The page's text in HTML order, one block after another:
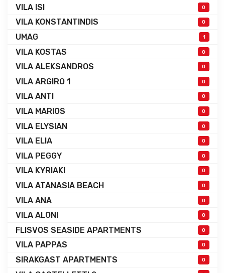
VILA ISI 0
VILA KONSTANTINDIS 0
UMAG 1
VILA KOSTAS 0
VILA ALEKSANDROS 0
VILA ARGIRO 1 0
VILA ANTI 0
VILA MARIOS 0
VILA ELYSIAN 0
VILA ELIA 0
VILA PEGGY 0
VILA KYRIAKI 0
VILA ATANASIA BEACH 0
VILA ANA 0
VILA ALONI 0
FLISVOS SEASIDE APARTMENTS 0
VILA PAPPAS 0
SIRAKGAST APARTMENTS 0